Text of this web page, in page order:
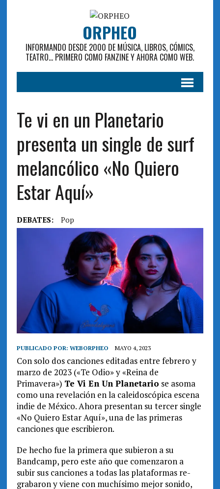
ORPHEO
INFORMANDO DESDE 2000 DE MÚSICA, LIBROS, CÓMICS,
TEATRO... PRIMERO COMO FANZINE Y AHORA COMO WEB.
Te vi en un Planetario
presenta un single de surf
melancólico «No Quiero
Estar Aquí»
DEBATES: Pop
PUBLICADO POR: WEBORPHEO MAYO 4, 2023
Con solo dos canciones editadas entre febrero y
marzo de 2023 («Te Odio» y «Reina de
Primavera») Te Vi En Un Planetario se asoma
como una revelación en la caleidoscópica escena
indie de México. Ahora presentan su tercer single
«No Quiero Estar Aquí», una de las primeras
canciones que escribieron.
De hecho fue la primera que subieron a su
Bandcamp, pero este año que comenzaron a
subir sus canciones a todas las plataformas re-
grabaron y viene con muchísimo mejor sonido,